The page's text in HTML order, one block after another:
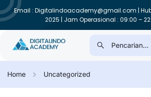
Email : Digitalindoacademy@gmail.com |
2025 | Jam Operasional : 09:00 –
Home Uncategorized